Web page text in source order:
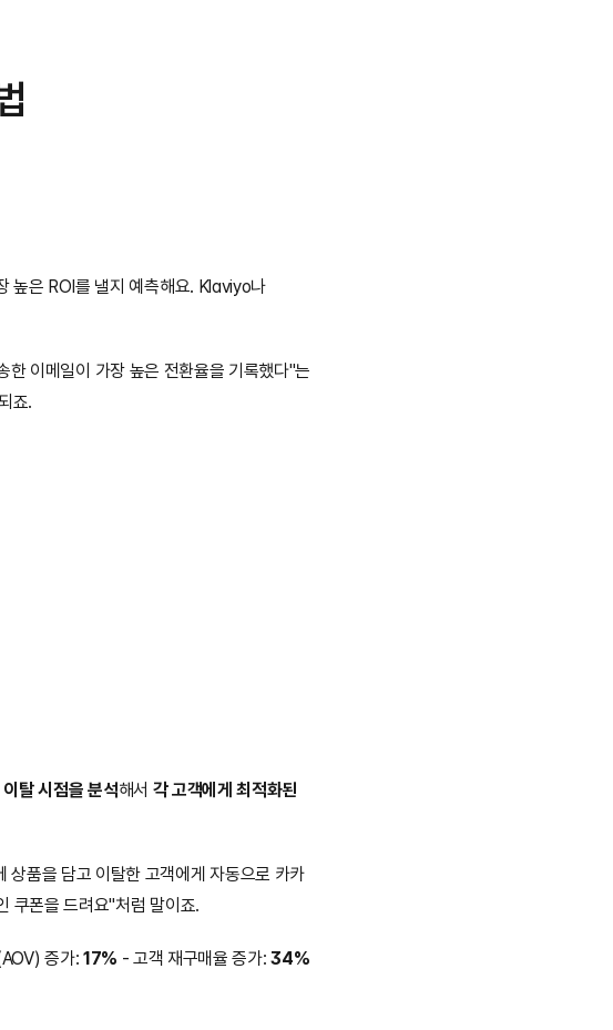
높은 ROI를 낼지 예측해요. Klaviyo나
이메일이 가장 높은 전환율을 기록했다"는
죠.
탈 시점을 분석해서 각 고객에게 최적화된
상품을 담고 이탈한 고객에게 자동으로 카카
쿠폰을 드려요"처럼 말이죠.
증가: 17% - 고객 재구매율 증가: 34%